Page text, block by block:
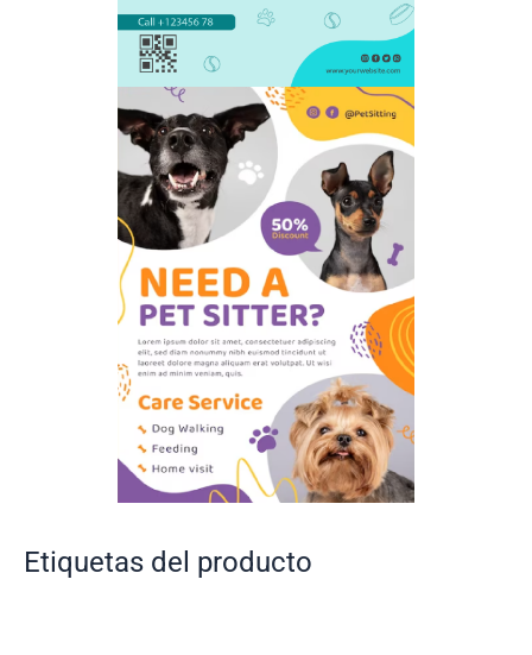
Etiquetas del producto